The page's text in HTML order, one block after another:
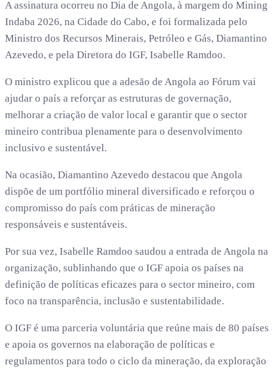
A assinatura ocorreu no Dia de Angola, à margem do Mining
Indaba 2026, na Cidade do Cabo, e foi formalizada pelo
Ministro dos Recursos Minerais, Petróleo e Gás, Diamantino
Azevedo, e pela Diretora do IGF, Isabelle Ramdoo.
O ministro explicou que a adesão de Angola ao Fórum vai
ajudar o país a reforçar as estruturas de governação,
melhorar a criação de valor local e garantir que o sector
mineiro contribua plenamente para o desenvolvimento
inclusivo e sustentável.
Na ocasião, Diamantino Azevedo destacou que Angola
dispõe de um portfólio mineral diversificado e reforçou o
compromisso do país com práticas de mineração
responsáveis e sustentáveis.
Por sua vez, Isabelle Ramdoo saudou a entrada de Angola na
organização, sublinhando que o IGF apoia os países na
definição de políticas eficazes para o sector mineiro, com
foco na transparência, inclusão e sustentabilidade.
O IGF é uma parceria voluntária que reúne mais de 80 países
e apoia os governos na elaboração de políticas e
regulamentos para todo o ciclo da mineração, da exploração